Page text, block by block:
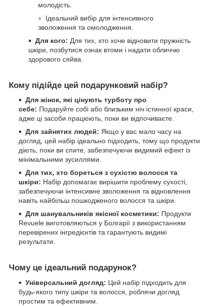
молодість.
Ідеальний вибір для інтенсивного
зволоження та омолодження.
Для кого: Для тих, хто хоче відновити пружність
шкіри, позбутися ознак втоми і надати обличчю
здорового сяйва.
Кому підійде цей подарунковий набір?
Для жінок, які цінують турботу про
себе: Подаруйте собі або близьким ніч істинної краси,
адже ці засоби працюють, поки ви відпочиваєте.
Для зайнятих людей: Якщо у вас мало часу на
догляд, цей набір ідеально підходить, тому що продукти
діють, поки ви спите, забезпечуючи видимий ефект із
мінімальними зусиллями.
Для тих, хто бореться з сухістю волосся та
шкіри: Набір допомагає вирішити проблему сухості,
забезпечуючи інтенсивне зволоження та відновлення
навіть найбільш пошкодженого волосся та шкіри.
Для шанувальників якісної косметики: Продукти
Revuele виготовляються у Болгарії з використанням
перевірених інгредієнтів та гарантують видимі
результати.
Чому це ідеальний подарунок?
Універсальний догляд: Цей набір підходить для
будь-якого типу шкіри та волосся, роблячи догляд
простим та ефективним.